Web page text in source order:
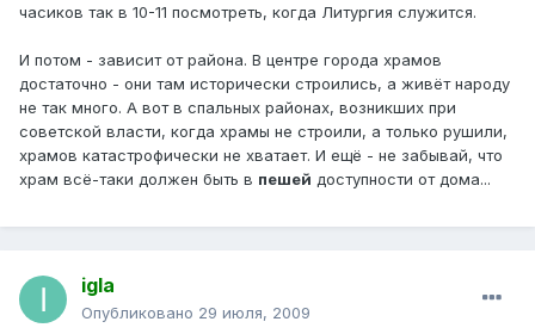
часиков так в 10-11 посмотреть, когда Литургия служится.
И потом - зависит от района. В центре города храмов
достаточно - они там исторически строились, а живёт народу
не так много. А вот в спальных районах, возникших при
советской власти, когда храмы не строили, а только рушили,
храмов катастрофически не хватает. И ещё - не забывай, что
храм всё-таки должен быть в пешей доступности от дома...
igla
Опубликовано 29 июля, 2009